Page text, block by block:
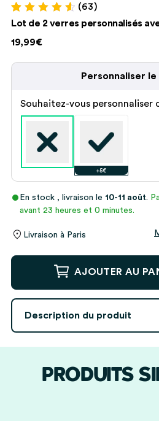
Noté4.73
sur
63
notations
client
(63)
Lot de 2 verres personnalisés
19,99€
Personnaliser
Souhaitez-vous personnaliser
+5€
En stock , livraison le10-11 août.
avant 23 heures et 0 minutes.
Livraison à Paris
quantité
Lot
verres
initiales
AJOUTER AU
Description du produit
PRODUITS